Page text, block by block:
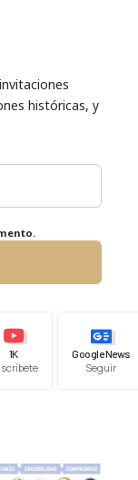
históricas, y
1K Google News
Seguir